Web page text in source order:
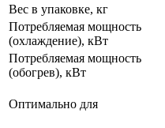
Вес в упаковке, кг
Потребляемая мощность
(охлаждение), кВт
Потребляемая мощность
(обогрев), кВт
Оптимально для